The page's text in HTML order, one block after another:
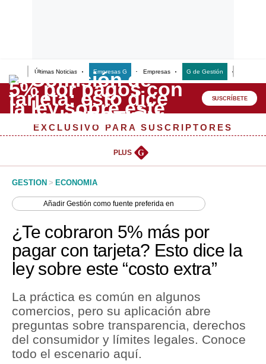
Últimas Noticias Empresas G Empresas G de Gestión
Lo último
Peru Quiosco
Management & Empleo
Perú
Política
Finanzas Personales
Inmobiliarias
Plus G
SUSCRÍBETE
EXCLUSIVO PARA SUSCRIPTORES
PLUS G
GESTION > ECONOMIA
AñadirGestión como fuente preferida en
¿Te cobraron 5% más por
pagar con tarjeta? Esto dice la
ley sobre este “costo extra”
La práctica es común en algunos
comercios, pero su aplicación abre
preguntas sobre transparencia, derechos
del consumidor y límites legales. Conoce
todo el escenario aquí.